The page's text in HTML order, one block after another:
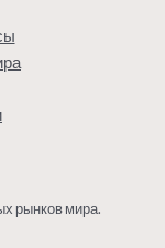
рынков мира.